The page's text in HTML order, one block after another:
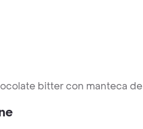
bitter con manteca